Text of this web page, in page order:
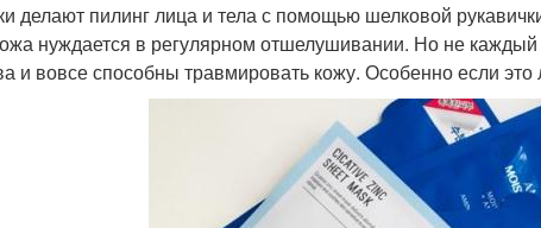
делают пилинг лица и тела с помощью шелковой
нуждается в регулярном отшелушивании. Но не каждый
и вовсе способны травмировать кожу. Особенно если это